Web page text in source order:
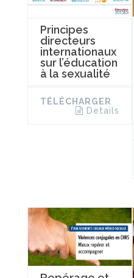
Principes
directeurs
internationaux
sur l’éducation
à la sexualité
TÉLÉCHARGER
Details